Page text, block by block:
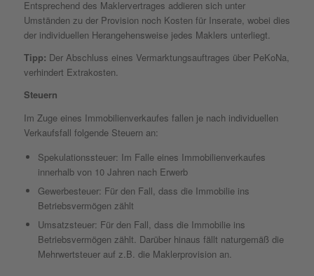
Entsprechend des Maklervertrages addieren sich unter
Umständen zu der Provision noch Kosten für Inserate, wobei dies
der individuellen Herangehensweise jedes Maklers unterliegt.
Tipp: Der Abschluss eines Vermarktungsauftrages über PeKoNa,
verhindert Extrakosten.
Steuern
Im Zuge eines Immobilienverkaufes fallen je nach individuellen
Verkaufsfall folgende Steuern an:
Spekulationssteuer: Im Falle eines Immobilienverkaufes
innerhalb von 10 Jahren nach Erwerb
Gewerbesteuer: Für den Fall, dass die Immobilie ins
Betriebsvermögen zählt
Umsatzsteuer: Für den Fall, dass die Immobilie ins
Betriebsvermögen zählt. Darüber hinaus fällt naturgemäß die
Mehrwertsteuer auf z.B. die Maklerprovision an.